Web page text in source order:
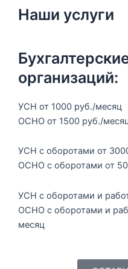
Наши услуги
организаций:
УСН от 1000 руб./месяц
ОСНО от 1500 руб./
УСН с оборотами от
ОСНО с оборотами от
УСН с оборотами и
ОСНО с оборотами и
месяц